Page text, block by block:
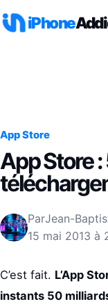
iPhone
App Store
App Store
ParJean-
15 mai 2013 à
C’est fait. L’App
instants 50